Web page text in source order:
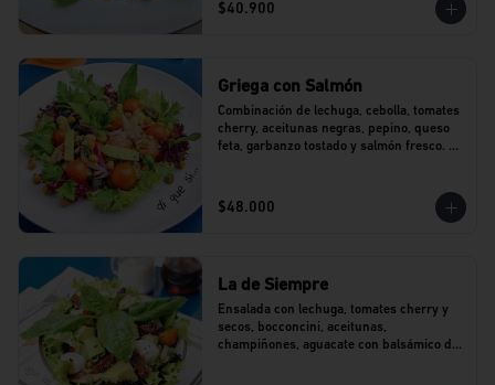
$40.900
Griega con Salmón
Combinación de lechuga, cebolla, tomates
cherry, aceitunas negras, pepino, queso
feta, garbanzo tostado y salmón fresco.
$48.000
La de Siempre
Ensalada con lechuga, tomates cherry y
secos, bocconcini, aceitunas,
champiñones, aguacate con balsámico de